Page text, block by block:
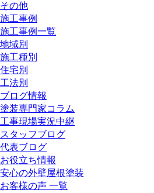
その他
施工事例
施工事例一覧
地域別
施工種別
住宅別
工法別
ブログ情報
塗装専門家コラム
工事現場実況中継
スタッフブログ
代表ブログ
お役立ち情報
安心の外壁屋根塗装
お客様の声 一覧